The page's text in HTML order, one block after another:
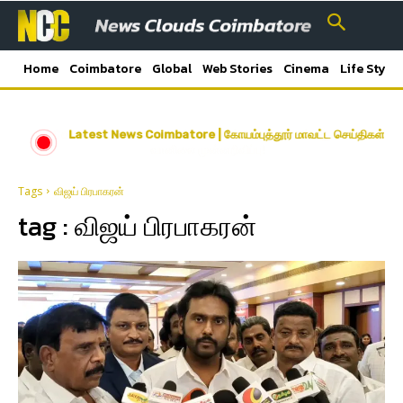
Home Coimbatore Global Web Stories Cinema Life Style
Latest News Coimbatore | கோயம்புத்தூர் மாவட்ட செய்திகள்
Tags விஜய் பிரபாகரன்
tag :விஜய் பிரபாகரன்